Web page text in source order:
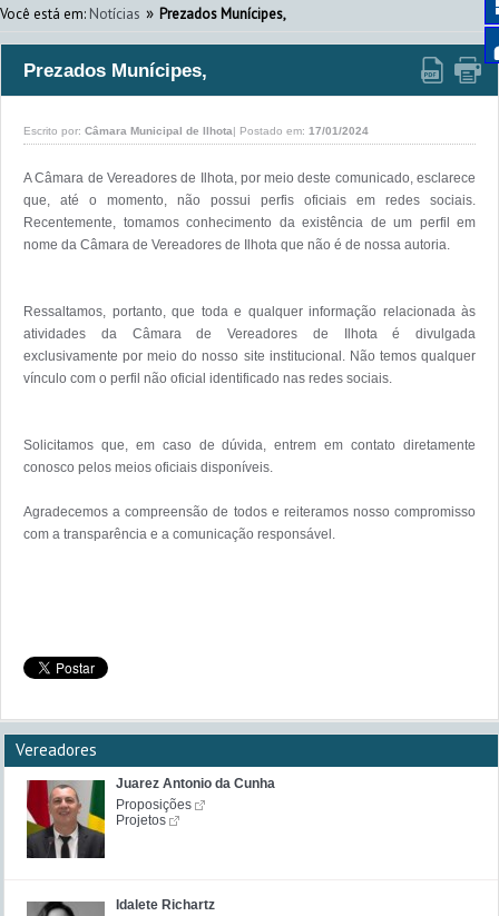
Você está em: Notícias » Prezados Munícipes,
Prezados Munícipes,
Escrito por: Câmara Municipal de Ilhota| Postado em: 17/01/2024
A Câmara de Vereadores de Ilhota, por meio deste comunicado, esclarece
que, até o momento, não possui perfis oficiais em redes sociais.
Recentemente, tomamos conhecimento da existência de um perfil em
nome da Câmara de Vereadores de Ilhota que não é de nossa autoria.
Ressaltamos, portanto, que toda e qualquer informação relacionada às
atividades da Câmara de Vereadores de Ilhota é divulgada
exclusivamente por meio do nosso site institucional. Não temos qualquer
vínculo com o perfil não oficial identificado nas redes sociais.
Solicitamos que, em caso de dúvida, entrem em contato diretamente
conosco pelos meios oficiais disponíveis.
Agradecemos a compreensão de todos e reiteramos nosso compromisso
com a transparência e a comunicação responsável.
Vereadores
Juarez Antonio da Cunha
Proposições
Projetos
Idalete Richartz